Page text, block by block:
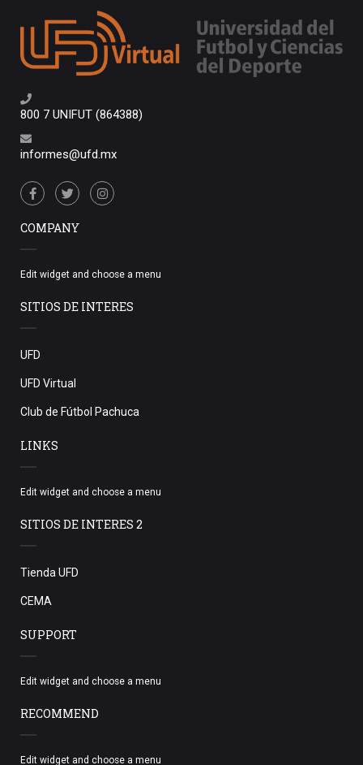
800 7 UNIFUT (864388)
informes@ufd.mx
COMPANY
Edit widget and choose a menu
SITIOS DE INTERES
UFD
UFD Virtual
Club de Fútbol Pachuca
LINKS
Edit widget and choose a menu
SITIOS DE INTERES 2
Tienda UFD
CEMA
SUPPORT
Edit widget and choose a menu
RECOMMEND
Edit widget and choose a menu